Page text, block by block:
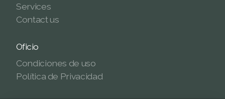
Services
Contact us
Oficio
Condiciones de uso
Política de Privacidad